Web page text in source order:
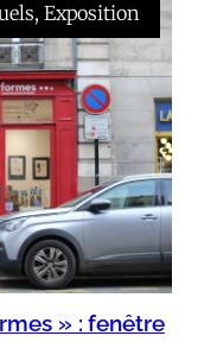
, Exposition
» : fenêtre